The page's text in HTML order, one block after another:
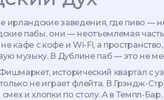
ирландские заведения, где пиво —
пабы, они — неотъемлемая
не кафе с кофе и Wi-Fi, а
музыку. В Дублине паб — это не
, исторический квартал с
не играет флейта. В Грэндж-
и хлопки по столу. А в Темпл-Бар,